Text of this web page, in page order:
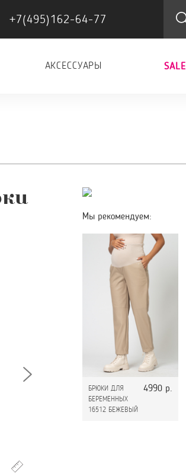
+7(495)162-64-77
АКСЕССУАРЫ SALE
Мы рекомендуем:
БРЮКИ ДЛЯ
БЕРЕМЕННЫХ
16512 БЕЖЕВЫЙ
4990 р.